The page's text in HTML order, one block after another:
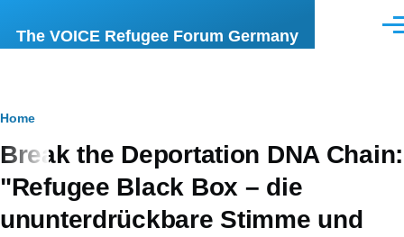
The VOICE Refugee Forum Germany
Breadcrumb
Home
Break the Deportation DNA Chain:
"Refugee Black Box – die
ununterdrückbare Stimme und